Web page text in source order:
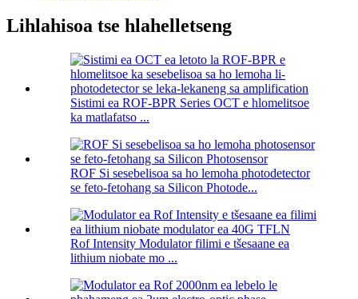
Lihlahisoa tse hlahelletseng
Sistimi ea ROF-BPR Series OCT e hlomelitsoe
ka matlafatso ...
ROF Si sesebelisoa sa ho lemoha photodetector
se feto-fetohang sa Silicon Photode...
Rof Intensity Modulator filimi e tšesaane ea
lithium niobate mo ...